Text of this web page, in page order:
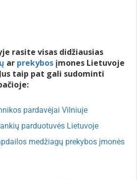
rasite visas didžiausias
ar prekybos įmones Lietuvoje
taip pat gali sudominti
pardavėjai Vilniuje
parduotuvės Lietuvoje
medžiagų prekybos įmonės